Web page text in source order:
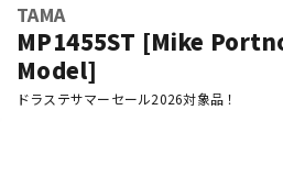
エレキギター
TAMA
MP1455ST [Mike
Model]
ドラステサマーセール2026対象品！